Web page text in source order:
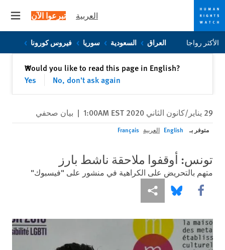
Skip
to
Skip
to
العربية تبرعوا الآن
الأكثر رواجا العراق السعودية سوريا فيروس كورونا
Would you like to read this page in English?
Yes
No, don't ask again
✕إغلاق
29 يناير/كانون الثاني 2020 1:00AM EST | بيان صحفي
متوفر بـ English العربية Français
تونس: أوقفوا ملاحقة ناشط بارز
متهم بالتحريض على الكراهية في منشور على "فيسبوك"
Share this via Facebook
Share this via Bluesky
Share this via مشاركة